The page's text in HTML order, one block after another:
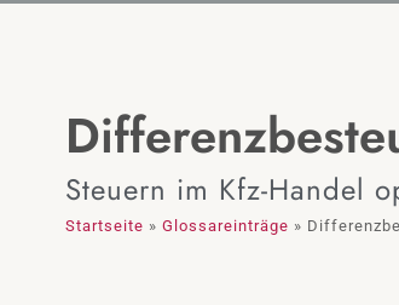
Steuern im Kfz-Handel
Startseite » Glossareinträge »